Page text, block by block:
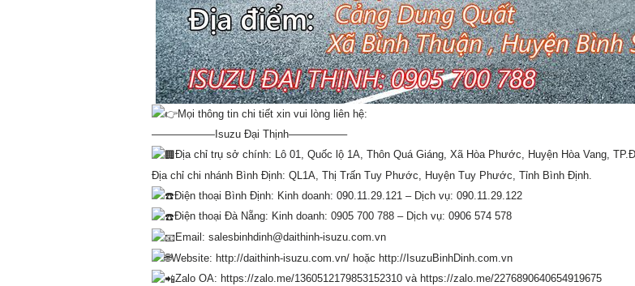
Mọi thông tin chi tiết xin vui lòng liên hệ:
——————Isuzu Đại Thịnh—————–
Địa chỉ trụ sở chính: Lô 01, Quốc lộ 1A, Thôn Quá Giáng, Xã Hòa Phước, Huyện Hòa Vang,
Địa chỉ chi nhánh Bình Định: QL1A, Thị Trấn Tuy Phước, Huyện Tuy Phước, Tỉnh Bình Định.
Điện thoại Bình Định: Kinh doanh: 090.11.29.121 – Dịch vụ: 090.11.29.122
Điện thoại Đà Nẵng: Kinh doanh: 0905 700 788 – Dịch vụ: 0906 574 578
Email: salesbinhdinh@daithinh-isuzu.com.vn
Website: http://daithinh-isuzu.com.vn/ hoặc http://IsuzuBinhDinh.com.vn
Zalo OA: https://zalo.me/1360512179853152310 và https://zalo.me/2276890640654919675